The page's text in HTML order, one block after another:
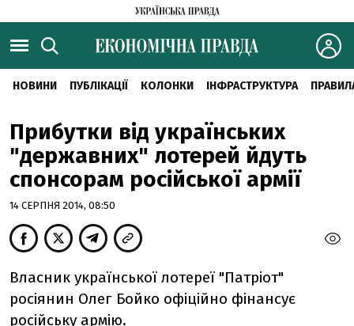
НОВИНИ ПУБЛІКАЦІЇ КОЛОНКИ ІНФРАСТРУКТУРА
Прибутки від українських
"державних" лотерей йдуть
спонсорам російської армії
14 СЕРПНЯ 2014, 08:50
Власник української лотереї "Патріот"
росіянин Олег Бойко офіційно фінансує
російську армію.